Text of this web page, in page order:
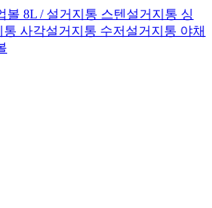
볼 8L / 설거지통 스텐설거지통 싱
사각설거지통 수저설거지통 야채